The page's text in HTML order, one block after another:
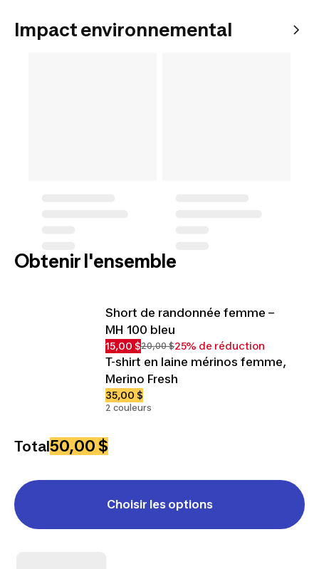
Impact environnemental
Obtenir l'ensemble
Short de randonnée femme –
MH 100 bleu
15,00 $20,00 $25% de réduction
T-shirt en laine mérinos femme,
Merino Fresh
35,00 $
2 couleurs
Total50,00 $
Choisir les options